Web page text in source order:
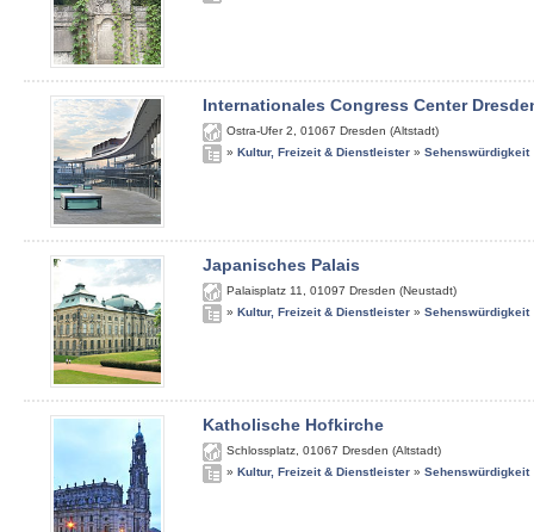
Internationales Congress Center
Ostra-Ufer 2 01067 Dresden (Altstadt)
» Kultur, Freizeit & Dienstleister » Sehenswürdigkeit
Japanisches Palais
Palaisplatz 11 01097 Dresden (Neustadt)
» Kultur, Freizeit & Dienstleister » Sehenswürdigkeit
Katholische Hofkirche
Schlossplatz 01067 Dresden (Altstadt)
» Kultur, Freizeit & Dienstleister » Sehenswürdigkeit